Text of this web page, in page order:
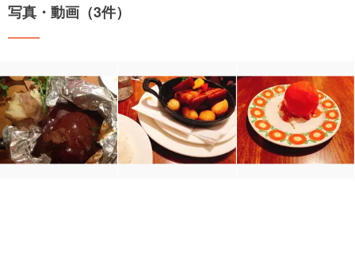
写真・動画（3件）